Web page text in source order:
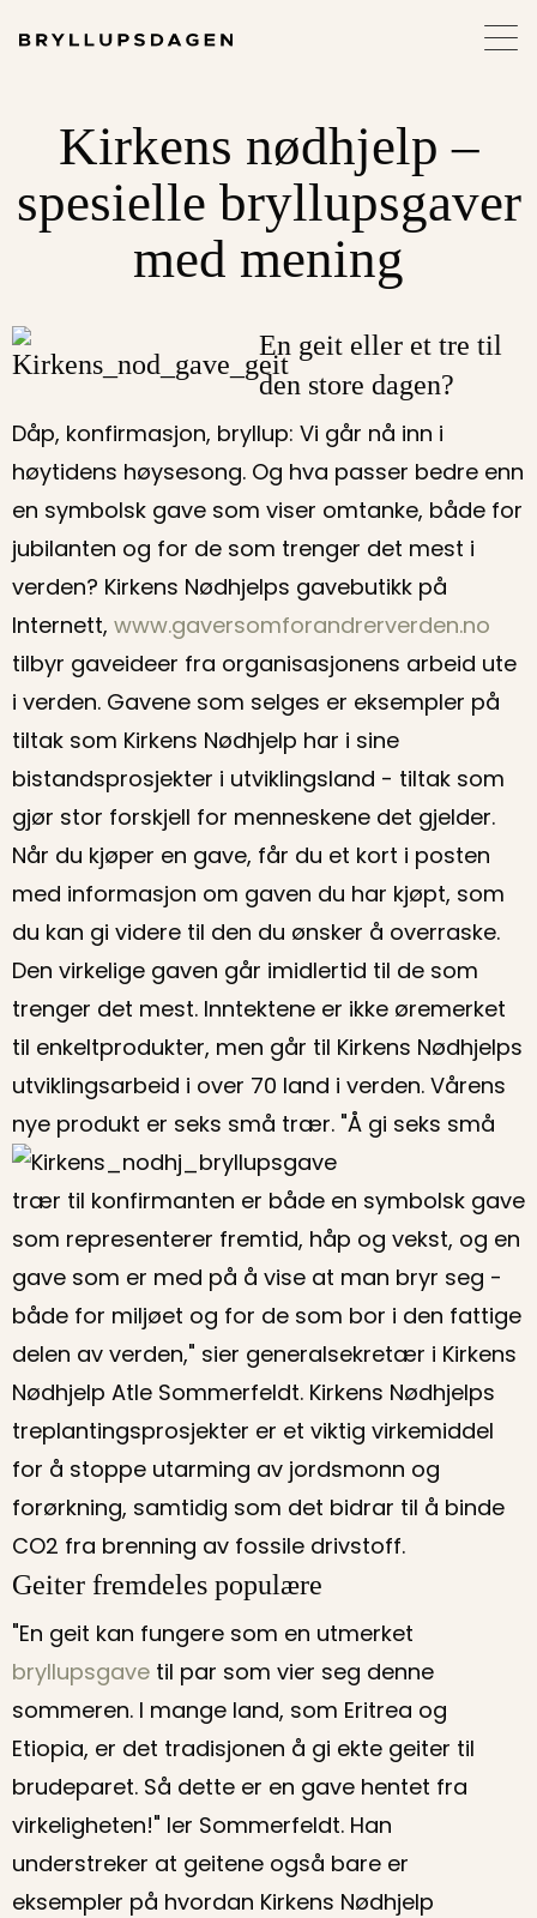
Kirkens nødhjelp –
spesielle bryllupsgaver
med mening
En geit eller et tre til
den store dagen?
Dåp, konfirmasjon, bryllup: Vi går nå inn i
høytidens høysesong. Og hva passer bedre enn
en symbolsk gave som viser omtanke, både for
jubilanten og for de som trenger det mest i
verden? Kirkens Nødhjelps gavebutikk på
Internett, www.gaversomforandrerverden.no
tilbyr gaveideer fra organisasjonens arbeid ute
i verden. Gavene som selges er eksempler på
tiltak som Kirkens Nødhjelp har i sine
bistandsprosjekter i utviklingsland - tiltak som
gjør stor forskjell for menneskene det gjelder.
Når du kjøper en gave, får du et kort i posten
med informasjon om gaven du har kjøpt, som
du kan gi videre til den du ønsker å overraske.
Den virkelige gaven går imidlertid til de som
trenger det mest. Inntektene er ikke øremerket
til enkeltprodukter, men går til Kirkens Nødhjelps
utviklingsarbeid i over 70 land i verden. Vårens
nye produkt er seks små trær. "Å gi seks små
trær til konfirmanten er både en symbolsk gave
som representerer fremtid, håp og vekst, og en
gave som er med på å vise at man bryr seg -
både for miljøet og for de som bor i den fattige
delen av verden," sier generalsekretær i Kirkens
Nødhjelp Atle Sommerfeldt. Kirkens Nødhjelps
treplantingsprosjekter er et viktig virkemiddel
for å stoppe utarming av jordsmonn og
forørkning, samtidig som det bidrar til å binde
CO2 fra brenning av fossile drivstoff.
Geiter fremdeles populære
"En geit kan fungere som en utmerket
bryllupsgave til par som vier seg denne
sommeren. I mange land, som Eritrea og
Etiopia, er det tradisjonen å gi ekte geiter til
brudeparet. Så dette er en gave hentet fra
virkeligheten!" ler Sommerfeldt. Han
understreker at geitene også bare er
eksempler på hvordan Kirkens Nødhjelp